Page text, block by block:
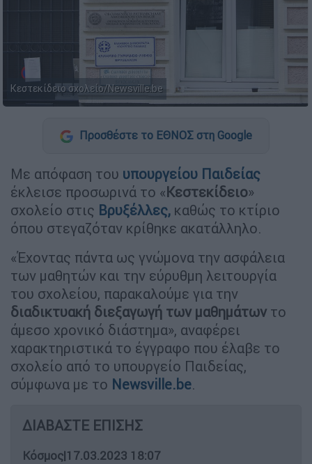
Κεστεκίδειο σχολείο/Newsville.be
Προσθέστε το ΕΘΝΟΣ στη Google
Με απόφαση του υπουργείου Παιδείας
έκλεισε προσωρινά το «Κεστεκίδειο»
σχολείο στις Βρυξέλλες, καθώς το κτίριο
όπου στεγαζόταν κρίθηκε ακατάλληλο.
«Έχοντας πάντα ως γνώμονα την ασφάλεια
των μαθητών και την εύρυθμη λειτουργία
του σχολείου, παρακαλούμε για την
διαδικτυακή διεξαγωγή των μαθημάτων το
άμεσο χρονικό διάστημα», αναφέρει
χαρακτηριστικά το έγγραφο που έλαβε το
σχολείο από το υπουργείο Παιδείας,
σύμφωνα με το Newsville.be.
ΔΙΑΒΑΣΤΕ ΕΠΙΣΗΣ
Κόσμος|17.03.2023 18:07